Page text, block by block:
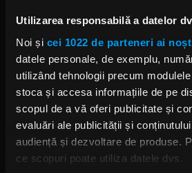
Utilizarea responsabilă a datelor
Noi și cei 1022 de parteneri ai
datele personale, de exemplu,
utilizând tehnologii precum
stoca și accesa informațiile de pe
scopul de a vă oferi publicitate și
evaluări ale publicității și
audiență și dezvoltare de produse.
ce scopuri poate utiliza datele dvs.
Formația ne va oferi o
urmează să fie lansate la
Stilul RedJoy s-a născut dintr-o
cunoștințe și preferințe
include mai multe stiluri, de la
Muzica lor e un element
pe scena locală de rock.
Aniversarea The Strizzers